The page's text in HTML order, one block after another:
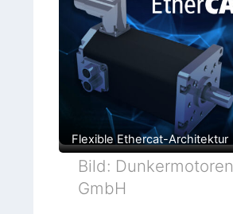
Flexible Ethercat-Architektur
Bild: Dunkermotoren
GmbH